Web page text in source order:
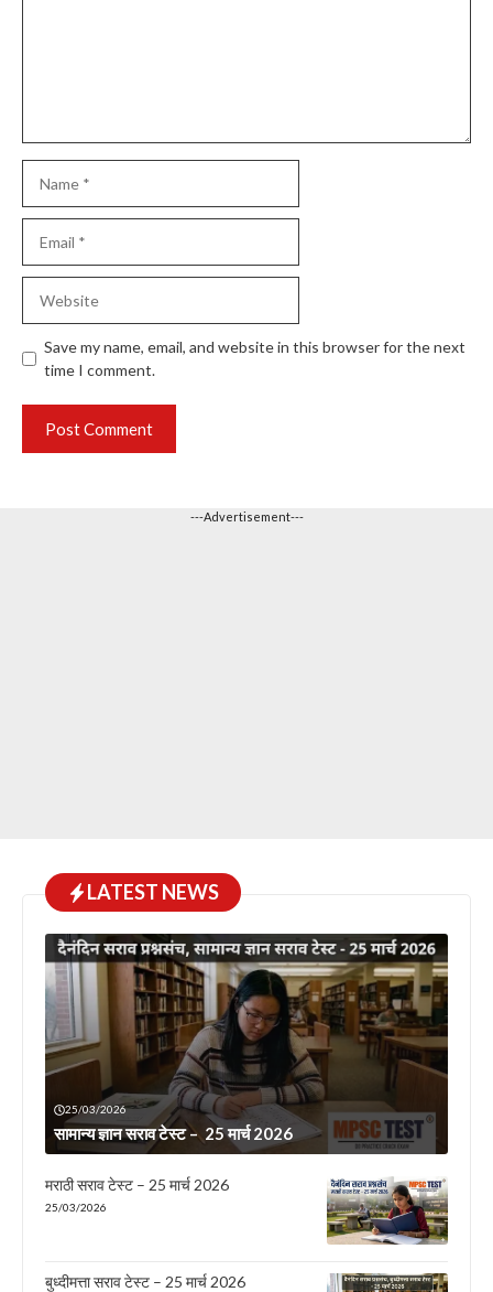
Save my name, email, and website in this browser for the next
time I comment.
---Advertisement---
LATEST NEWS
25/03/2026
सामान्य ज्ञान सराव टेस्ट – 25 मार्च 2026
मराठी सराव टेस्ट – 25 मार्च 2026
25/03/2026
बुध्दीमत्ता सराव टेस्ट – 25 मार्च 2026